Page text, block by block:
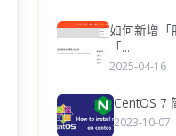
如何新增「
「...
2025-04-16
CentOS 7
2023-10-07